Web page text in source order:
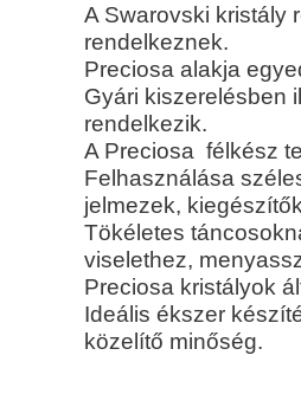
A Swarovski kristály
rendelkeznek.
Preciosa alakja
Gyári kiszerelésben
rendelkezik.
A Preciosa félkész
Felhasználása
jelmezek,
Tökéletes
viselethez,
Preciosa kristályok
Ideális ékszer
közelítő minőség.